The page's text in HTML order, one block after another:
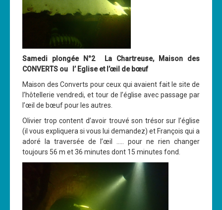
Samedi plongée N°2 La Chartreuse, Maison des
CONVERTS ou l’ Eglise et l’œil de bœuf
Maison des Converts pour ceux qui avaient fait le site de
l’hôtellerie vendredi, et tour de l’église avec passage par
l’œil de bœuf pour les autres.
Olivier trop content d’avoir trouvé son trésor sur l’église
(il vous expliquera si vous lui demandez) et François qui a
adoré la traversée de l’œil ….. pour ne rien changer
toujours 56 m et 36 minutes dont 15 minutes fond.